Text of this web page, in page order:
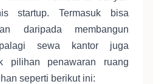
startup. Termasuk bisa
daripada membangun
sewa kantor juga
pilihan penawaran ruang
seperti berikut ini: